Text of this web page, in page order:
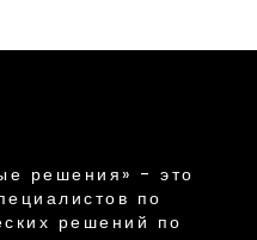
решения» - это
по
решений по